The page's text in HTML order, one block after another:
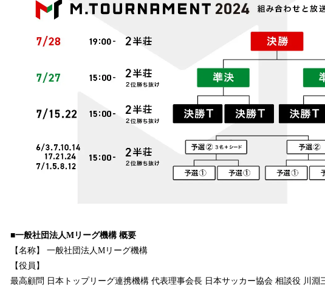
■一般社団法人Mリーグ機構 概要
【名称】 一般社団法人Mリーグ機構
【役員】
最高顧問 日本トップリーグ連携機構 代表理事会長 日本サッカー協会 相談役 川淵